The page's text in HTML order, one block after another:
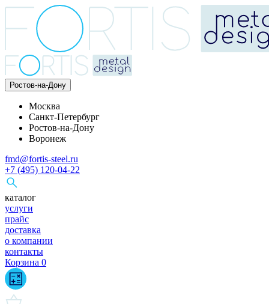
Ростов-на-Дону
Москва
Санкт-Петербург
Ростов-на-Дону
Воронеж
fmd@fortis-steel.ru
+7 (495) 120-04-22
каталог
услуги
прайс
доставка
о компании
контакты
Корзина 0